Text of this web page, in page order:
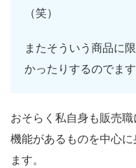
（笑）
またそういう商品に
かったりするのでま
おそらく私自身も販売
機能があるものを中心
ます。